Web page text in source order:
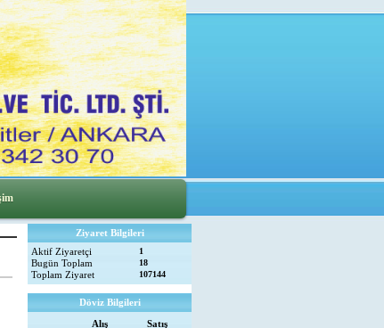
Ziyaret Bilgileri
Aktif Ziyaretçi
1
Bugün Toplam 18
Toplam Ziyaret 107144
Döviz Bilgileri
Alış
Satış